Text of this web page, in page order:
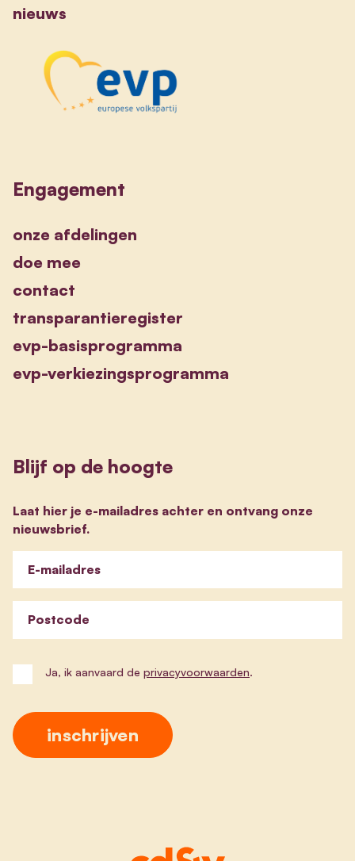
nieuws
Engagement
onze afdelingen
doe mee
contact
transparantieregister
evp-basisprogramma
evp-verkiezingsprogramma
Blijf op de hoogte
Laat hier je e-mailadres achter en ontvang onze
nieuwsbrief.
E-mailadres
Postcode
Ja, ik aanvaard de privacyvoorwaarden.